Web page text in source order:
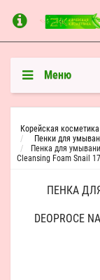
Меню
Корейская косметика
Пенки для
Пенка для
Cleansing Foam Snail
ПЕНКА
DEOPROCE